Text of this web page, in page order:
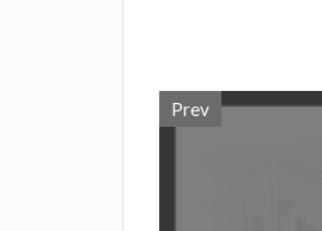
Prev